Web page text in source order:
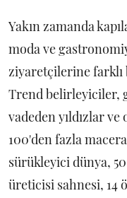
Yakın zamanda
moda ve
ziyaretçilerine farklı
Trend belirleyiciler,
vadeden yıldızlar
100'den fazla
sürükleyici dünya,
üreticisi sahnesi, 14